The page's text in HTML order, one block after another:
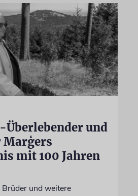
und
mit 100 Jahren
Brüder und weitere